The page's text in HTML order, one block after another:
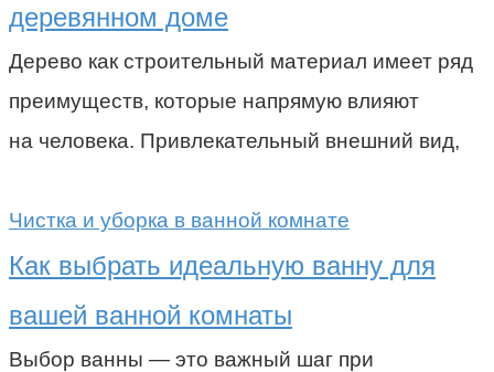
деревянном доме
Дерево как строительный материал имеет ряд
преимуществ, которые напрямую влияют
на человека. Привлекательный внешний вид,
Чистка и уборка в ванной комнате
Как выбрать идеальную ванну для
вашей ванной комнаты
Выбор ванны — это важный шаг при